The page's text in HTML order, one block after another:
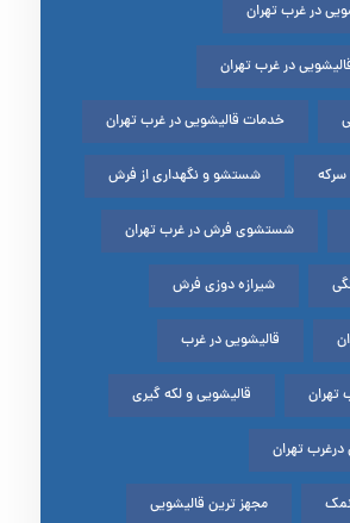
در غرب تهران
در غرب تهران
خدمات قالیشویی در غرب تهران
شستشو و نگهداری از فرش
شستشوی فرش در غرب تهران
شیرازه دوزی فرش
قالیشویی در غرب
تهران قالیشویی و لکه گیری
تهران
مجهز ترین قالیشویی